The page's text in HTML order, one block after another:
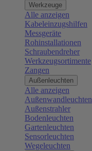
Werkzeuge
Alle anzeigen
Kabeleinzugshilfen
Messgeräte
Rohinstallationen
Schraubendreher
Werkzeugsortimente
Zangen
Außenleuchten
Alle anzeigen
Außenwandleuchten
Außenstrahler
Bodenleuchten
Gartenleuchten
Sensorleuchten
Wegeleuchten